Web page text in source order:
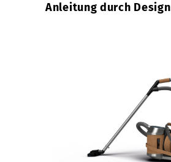
Anleitung durch Design